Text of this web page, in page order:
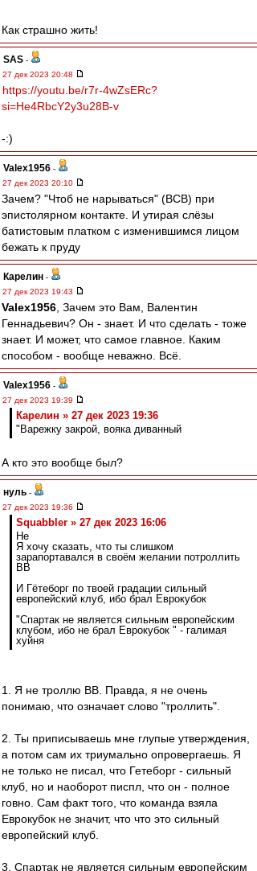
Как страшно жить!
SAS -
27 дек 2023 20:48
https://youtu.be/r7r-4wZsERc?
si=He4RbcY2y3u28B-v
-:)
Valex1956 -
27 дек 2023 20:10
Зачем? "Чтоб не нарываться" (ВСВ) при
эпистолярном контакте. И утирая слёзы
батистовым платком с изменившимся лицом
бежать к пруду
Карелин -
27 дек 2023 19:43
Valex1956 , Зачем это Вам, Валентин
Геннадьевич? Он - знает. И что сделать - тоже
знает. И может, что самое главное. Каким
способом - вообще неважно. Всё.
Valex1956 -
27 дек 2023 19:39
Карелин » 27 дек 2023 19:36
"Варежку закрой, вояка диванный
А кто это вообще был?
нуль -
27 дек 2023 19:36
Squabbler » 27 дек 2023 16:06
Не
Я хочу сказать, что ты слишком
зарапортавался в своём желании потроллить
ВВ
И Гётеборг по твоей градации сильный
европейский клуб, ибо брал Еврокубок
"Спартак не является сильным европейским
клубом, ибо не брал Еврокубок " - галимая
хуйня
1. Я не троллю ВВ. Правда, я не очень
понимаю, что означает слово "троллить".
2. Ты приписываешь мне глупые утверждения,
а потом сам их триумально опровергаешь. Я
не только не писал, что Гетеборг - сильный
клуб, но и наоборот писпл, что он - полное
говно. Сам факт того, что команда взяла
Еврокубок не значит, что что это сильный
европейский клуб.
3. Спартак не является сильным европейским